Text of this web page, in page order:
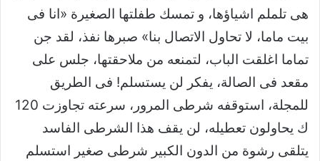
هى تلملم اشياؤها، و تمسك طفلتها الصغيرة «انا فى
بيت ماما، لا تحاول الاتصال بنا» صبرها نفذ، لقد جن
تماما اغلقت الباب، لتمنعه من ملاحقتها، جلس على
مقعد فى الصالة، يفكر لن يستسلم! فى الطريق
للمجلة، استوقفه شرطى المرور، سرعته تجاوزت 120
ك يحاولون تعطيله، لن يقف هذا الشرطى الفاسد
يتلقى رشوة من الدون الكبير شرطى صغير استسلم